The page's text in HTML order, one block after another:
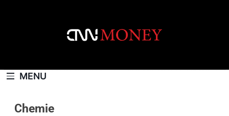
MENU
Chemie